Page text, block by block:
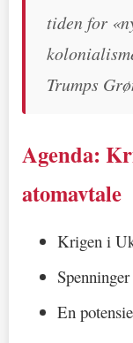
tiden for
Trumps
Agenda:
atomavtale
Krigen i
En